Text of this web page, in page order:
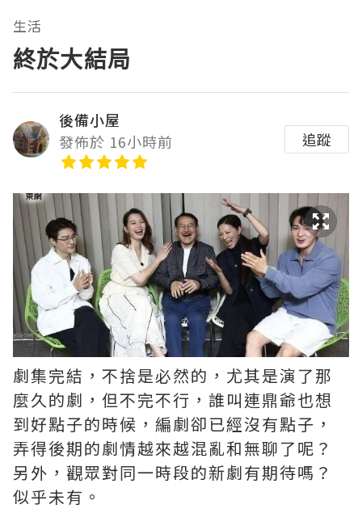
生活
終於大結局
後備小屋
發佈於 16小時前
追蹤
劇集完結，不捨是必然的，尤其是演了那
麼久的劇，但不完不行，誰叫連鼎爺也想
到好點子的時候，編劇卻已經沒有點子，
弄得後期的劇情越來越混亂和無聊了呢？ ​​​
另外，觀眾對同一時段的新劇有期待嗎？
似乎未有。